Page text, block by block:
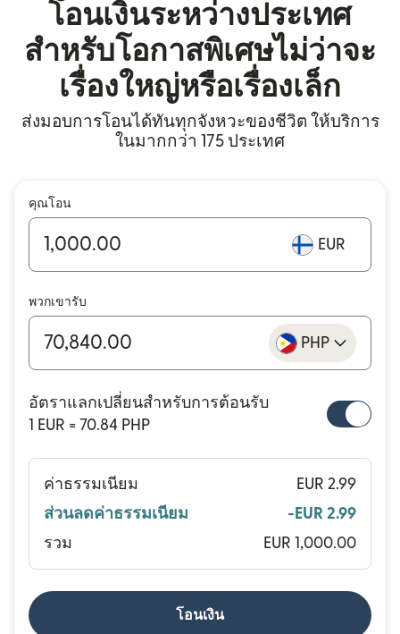
โอนเงินระหว่างประเทศ
สำหรับโอกาสพิเศษไม่ว่าจะ
เรื่องใหญ่หรือเรื่องเล็ก
ส่งมอบการโอนได้ทันทุกจังหวะของชีวิต ให้บริการ
ในมากกว่า 175 ประเทศ
คุณโอน
EUR
พวกเขารับ
PHP
อัตราแลกเปลี่ยนสำหรับการต้อนรับ
1 EUR = 70.84 PHP
ค่าธรรมเนียม
EUR 2.99
ส่วนลดค่าธรรมเนียม
-EUR 2.99
รวม
EUR 1,000.00
โอนเงิน